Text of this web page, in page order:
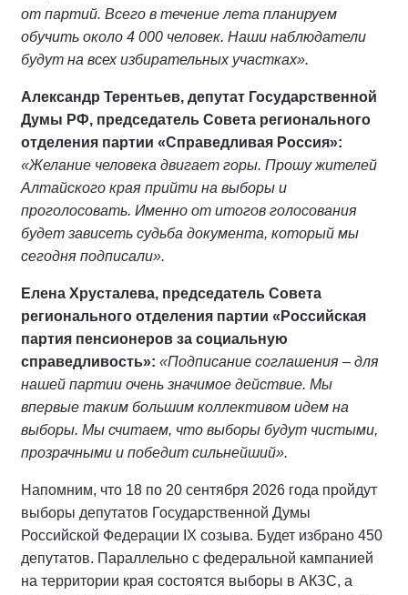
от партий. Всего в течение лета планируем
обучить около 4 000 человек. Наши наблюдатели
будут на всех избирательных участках».
Александр Терентьев, депутат Государственной
Думы РФ, председатель Совета регионального
отделения партии «Справедливая Россия»:
«Желание человека двигает горы. Прошу жителей
Алтайского края прийти на выборы и
проголосовать. Именно от итогов голосования
будет зависеть судьба документа, который мы
сегодня подписали».
Елена Хрусталева, председатель Совета
регионального отделения партии «Российская
партия пенсионеров за социальную
справедливость»: «Подписание соглашения – для
нашей партии очень значимое действие. Мы
впервые таким большим коллективом идем на
выборы. Мы считаем, что выборы будут чистыми,
прозрачными и победит сильнейший».
Напомним, что 18 по 20 сентября 2026 года пройдут
выборы депутатов Государственной Думы
Российской Федерации IX созыва. Будет избрано 450
депутатов. Параллельно с федеральной кампанией
на территории края состоятся выборы в АКЗС, а